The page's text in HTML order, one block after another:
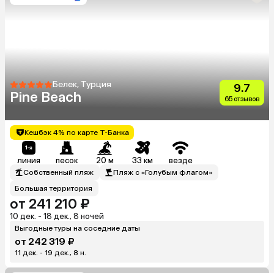
Белек, Турция
Pine Beach
9.7
65 отзывов
Кешбэк 4% по карте Т-Банка
линия песок 20 м 33 км везде
Собственный пляж
Пляж с «Голубым флагом»
Большая территория
от 241 210 ₽
10 дек. - 18 дек., 8 ночей
Выгодные туры на соседние даты
от 242 319 ₽
11 дек. - 19 дек., 8 н.